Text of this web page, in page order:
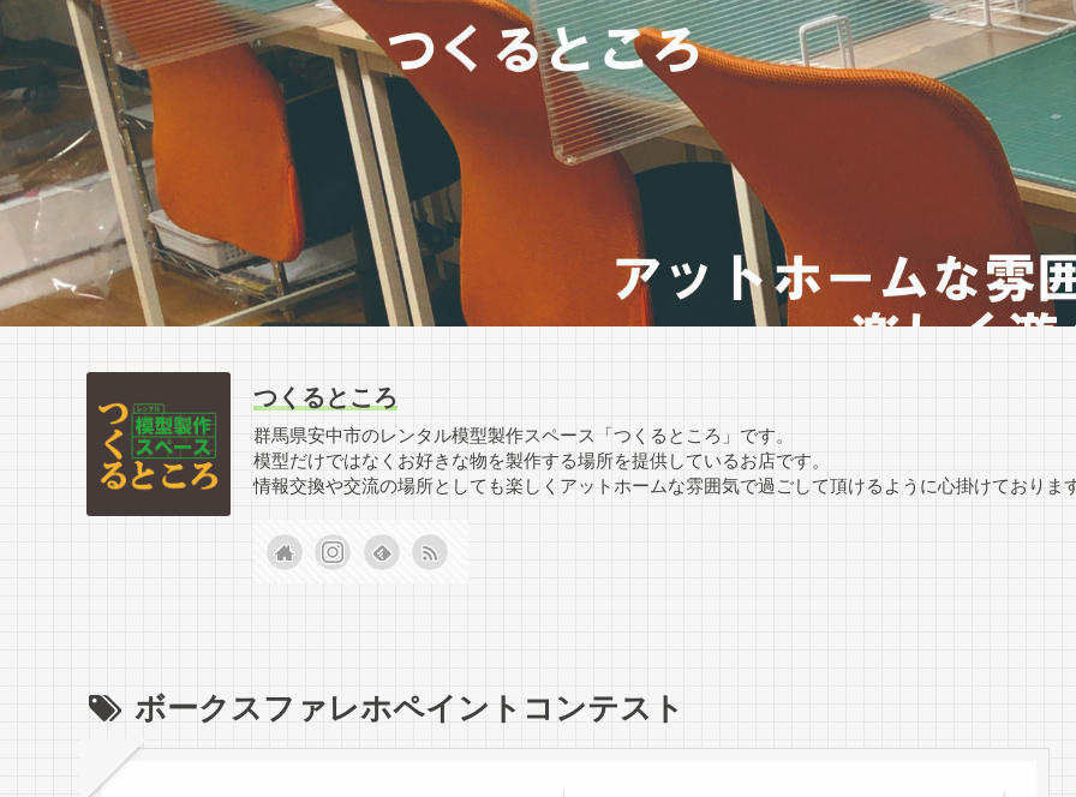
つくるところ
群馬県安中市のレンタル模型製作スペース「つくるところ」です。
模型だけではなくお好きな物を製作する場所を提供しているお店です。
情報交換や交流の場所としても楽しくアットホームな雰囲気で過ごして頂けるように心掛けておりま
ボークスファレホペイントコンテスト